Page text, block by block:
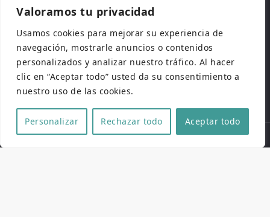
Valoramos tu privacidad
Usamos cookies para mejorar su experiencia de
navegación, mostrarle anuncios o contenidos
personalizados y analizar nuestro tráfico. Al hacer
clic en “Aceptar todo” usted da su consentimiento a
nuestro uso de las cookies.
Personalizar Rechazar todo Aceptar todo